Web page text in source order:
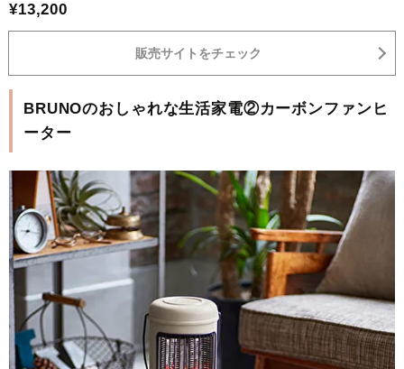
¥13,200
販売サイトをチェック
BRUNOのおしゃれな生活家電②カーボンファンヒ
ーター